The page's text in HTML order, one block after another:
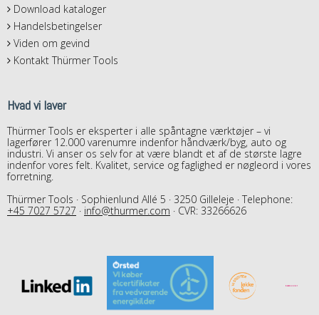
Download kataloger
Handelsbetingelser
Viden om gevind
Kontakt Thürmer Tools
Hvad vi laver
Thürmer Tools er eksperter i alle spåntagne værktøjer – vi
lagerfører 12.000 varenumre indenfor håndværk/byg, auto og
industri. Vi anser os selv for at være blandt et af de største lagre
indenfor vores felt. Kvalitet, service og faglighed er nøgleord i vores
forretning.
Thürmer Tools · Sophienlund Allé 5 · 3250 Gilleleje · Telephone:
+45 7027 5727 · info@thurmer.com · CVR: 33266626